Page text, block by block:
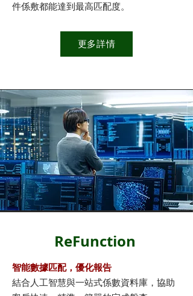
件係敷都能達到最高匹配度。
更多詳情
ReFunction
智能數據匹配，優化報告
結合人工智慧與一站式係數資料庫，協助